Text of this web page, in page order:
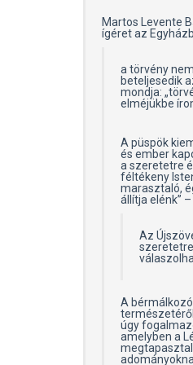
Martos Levente
ígéret az
a törvény
beteljesedik
mondja:
elméjükbe
A püspök
és ember
a szeretetre
féltékeny
marasztaló,
állítja elénk”
Az
A
úgy
amelyben a